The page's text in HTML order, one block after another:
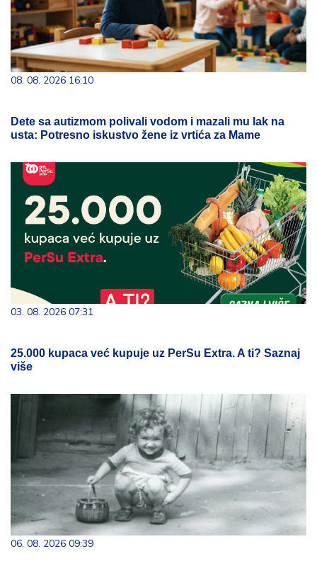
08. 08. 2026 16:10
Dete sa autizmom polivali vodom i mazali mu lak na
usta: Potresno iskustvo žene iz vrtića za Mame
03. 08. 2026 07:31
25.000 kupaca već kupuje uz PerSu Extra. A ti? Saznaj
više
06. 08. 2026 09:39